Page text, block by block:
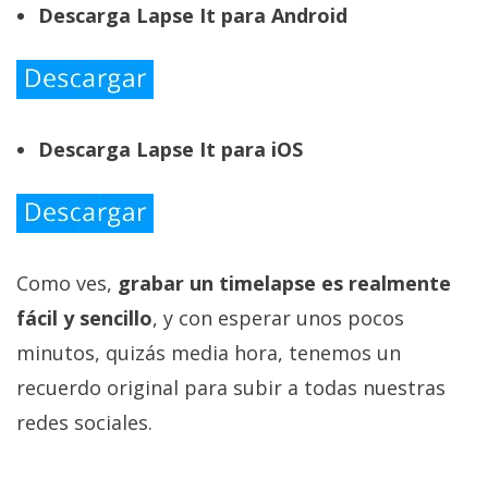
Descarga Lapse It para Android
Descarga Lapse It para iOS
Como ves, grabar un timelapse es realmente
fácil y sencillo, y con esperar unos pocos
minutos, quizás media hora, tenemos un
recuerdo original para subir a todas nuestras
redes sociales.